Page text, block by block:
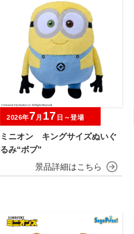
ミニオン キングサイズぬいぐ
るみ“ボブ”
2026年7 月 17 日～登場